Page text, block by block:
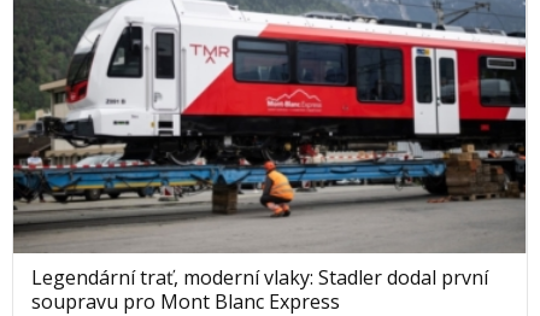
Legendární trať, moderní vlaky: Stadler dodal první
soupravu pro Mont Blanc Express